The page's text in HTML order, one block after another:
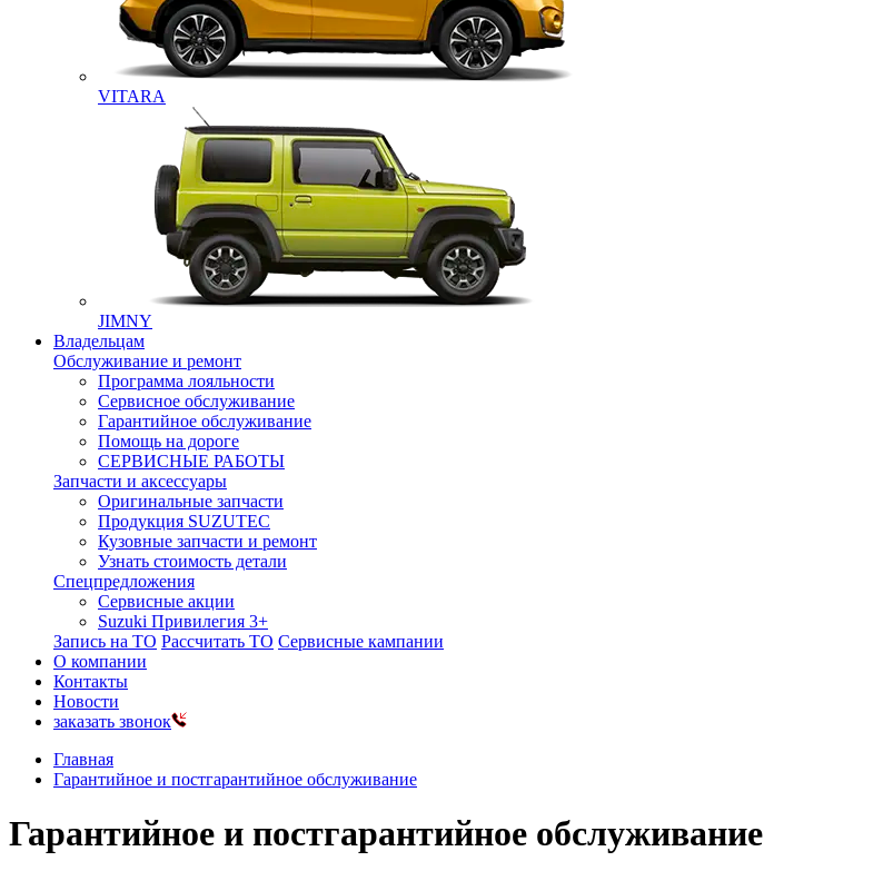
VITARA
JIMNY
Владельцам
Обслуживание и ремонт
Программа лояльности
Сервисное обслуживание
Гарантийное обслуживание
Помощь на дороге
СЕРВИСНЫЕ РАБОТЫ
Запчасти и аксессуары
Оригинальные запчасти
Продукция SUZUTEC
Кузовные запчасти и ремонт
Узнать стоимость детали
Спецпредложения
Сервисные акции
Suzuki Привилегия 3+
Запись на ТО Рассчитать ТО Сервисные кампании
О компании
Контакты
Новости
заказать звонок
Главная
Гарантийное и постгарантийное обслуживание
Гарантийное и постгарантийное обслуживание